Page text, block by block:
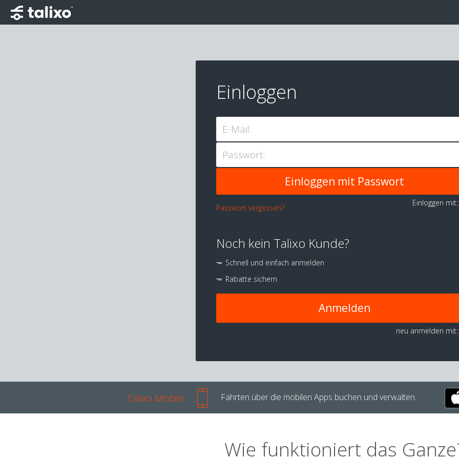
Einloggen
E-Mail:
Passwort:
Passwort vergessen?
Einloggen
Noch kein Talixo Kunde?
Schnell und einfach anmelden
Rabatte sichern
Anmelden
neu anmelden mit:
Talixo Mobile Fahrten über die mobilen Apps buchen und verwalten.
Wie funktioniert das